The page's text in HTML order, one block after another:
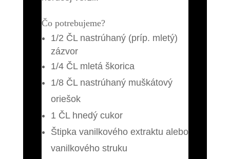
Čo potrebujeme?
1/2 ČL nastrúhaný (príp. mletý)
zázvor
1/4 ČL mletá škorica
1/8 ČL nastrúhaný muškátový
oriešok
1 ČL hnedý cukor
Štipka vanilkového extraktu alebo
vanilkového struku